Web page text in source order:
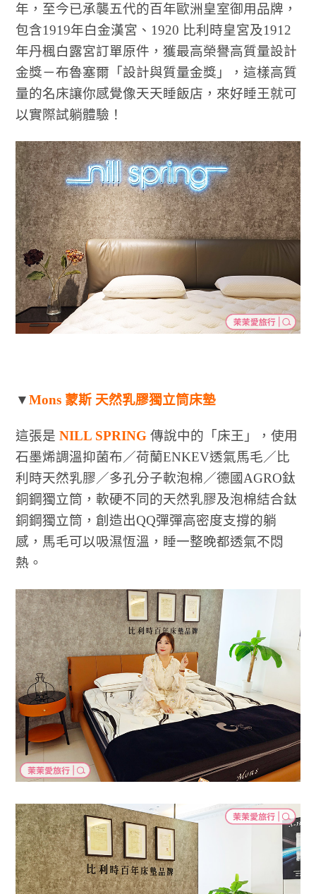
年，至今已承襲五代的百年歐洲皇室御用品牌，
包含1919年白金漢宮、1920 比利時皇宮及1912
年丹楓白露宮訂單原件，獲最高榮譽高質量設計
金獎－布魯塞爾「設計與質量金獎」，這樣高質
量的名床讓你感覺像天天睡飯店，來好睡王就可
以實際試躺體驗！
▼Mons 蒙斯 天然乳膠獨立筒床墊
這張是 NILL SPRING傳說中的「床王」，使用
石墨烯調溫抑菌布／荷蘭ENKEV透氣馬毛／比
利時天然乳膠／多孔分子軟泡棉／德國AGRO鈦
銅鋼獨立筒，軟硬不同的天然乳膠及泡棉結合鈦
銅鋼獨立筒，創造出QQ彈彈高密度支撐的躺
感，馬毛可以吸濕恆溫，睡一整晚都透氣不悶
熱。